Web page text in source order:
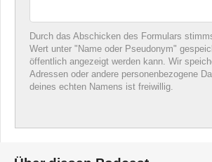
Durch das Abschicken des Formulars
Wert unter "Name oder Pseudonym"
öffentlich angezeigt werden kann. Wir
Adressen oder andere personenbezogene
deines echten Namens ist freiwillig.